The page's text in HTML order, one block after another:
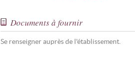
Documents à fournir
Se renseigner auprès de l'établissement.